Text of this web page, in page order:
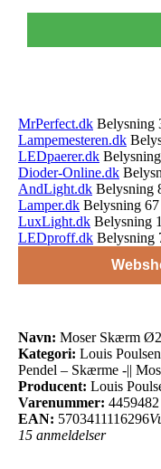
MrPerfect.dk Belysning
Lampemesteren.dk
LEDpaerer.dk
Dioder-Online.dk
AndLight.dk Belysning
Lamper.dk Belysning
LuxLight.dk Belysning
LEDproff.dk Belysning
Navn: Moser Skærm
Kategori: Louis
Pendel – Skærme -||
Producent: Louis
Varenummer: 4459482
EAN: 5703411116296
15 anmeldelser